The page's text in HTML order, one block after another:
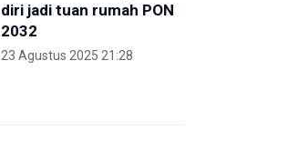
diri jadi tuan rumah PON
2032
23 Agustus 2025 21:28